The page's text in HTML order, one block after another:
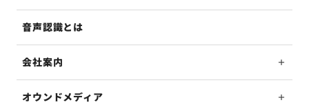
音声認識とは
会社案内
オウンドメディア